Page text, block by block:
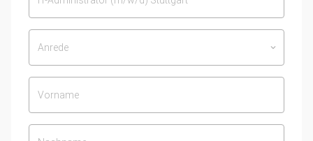
Anrede keyboard_arrow_down